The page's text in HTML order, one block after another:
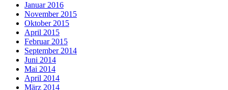
Januar 2016
November 2015
Oktober 2015
April 2015
Februar 2015
September 2014
Juni 2014
Mai 2014
April 2014
März 2014